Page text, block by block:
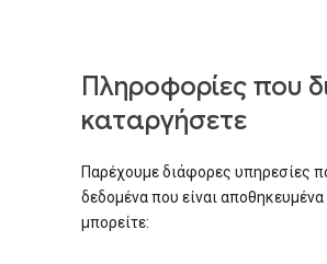
Πληροφορίες που
καταργήσετε
Παρέχουμε διάφορες υπηρεσίες
δεδομένα που είναι
μπορείτε: